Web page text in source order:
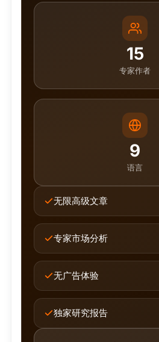
15
专家作者
9
语言
无限高级文章
专家市场分析
无广告体验
独家研究报告